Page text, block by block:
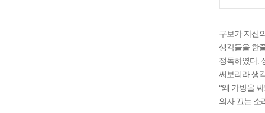
구보가 자신
생각들을 한
정독하였다.
써보리라 생
“왜 가방을
의자 끄는 소